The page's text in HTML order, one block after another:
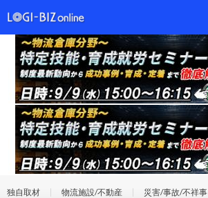
独自取材 物流施設/不動産 災害/事故/不祥事